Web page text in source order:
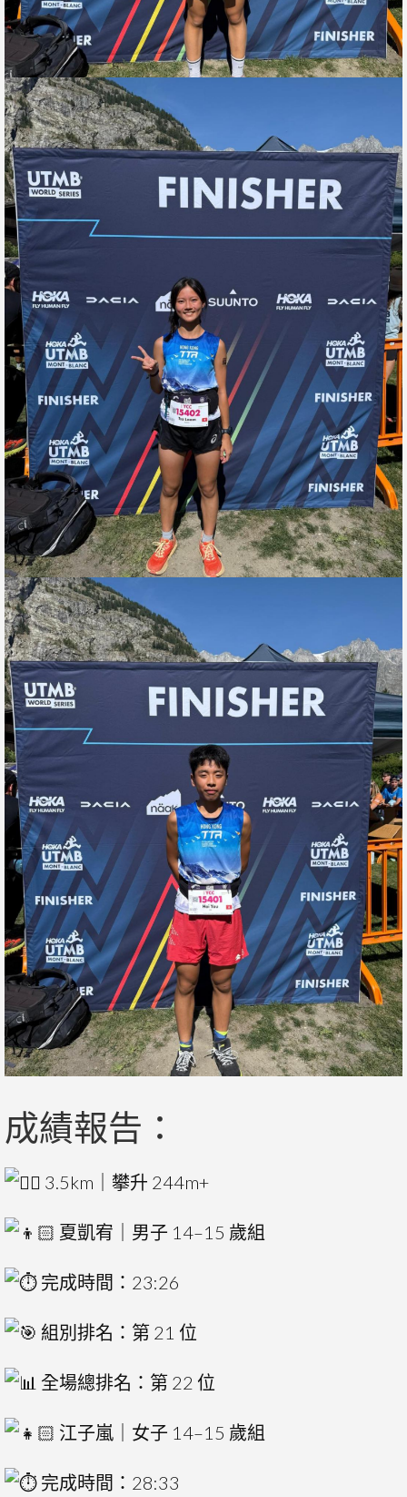
成績報告：
3.5km｜攀升 244m+
夏凱宥｜男子 14–15 歲組
完成時間：23:26
組別排名：第 21 位
全場總排名：第 22 位
江子嵐｜女子 14–15 歲組
完成時間：28:33